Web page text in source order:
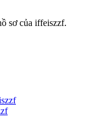
sơ của iffeiszzf.